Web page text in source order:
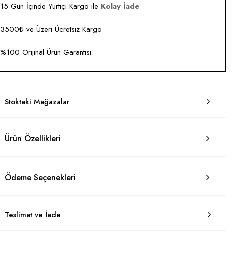
15 Gün İçinde Yurtiçi Kargo ile Kolay İade
3500₺ ve Üzeri Ücretsiz Kargo
%100 Orijinal Ürün Garantisi
Stoktaki Mağazalar
Ürün Özellikleri
Ödeme Seçenekleri
Teslimat ve İade